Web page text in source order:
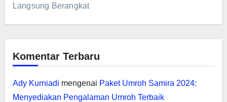
Langsung Berangkat
Komentar Terbaru
Ady Kurniadi mengenai Paket Umroh Samira 2024:
Menyediakan Pengalaman Umroh Terbaik